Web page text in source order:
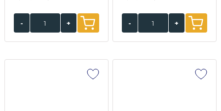
- + - +